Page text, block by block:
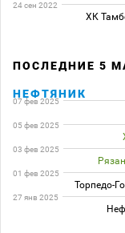
24 сен 2022
ХК
ПОСЛЕДНИЕ 5
НЕФТЯНИК
07 фев 2025
05 фев 2025
03 фев 2025
01 фев 2025
Торпедо-
27 янв 2025